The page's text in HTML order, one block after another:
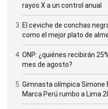
rayos X a un control anual
El ceviche de conchas
como el mejor plato de
ONP: ¿quiénes recibirán
mes de agosto?
Gimnasta olímpica Simone
Marca Perú rumbo a Lima